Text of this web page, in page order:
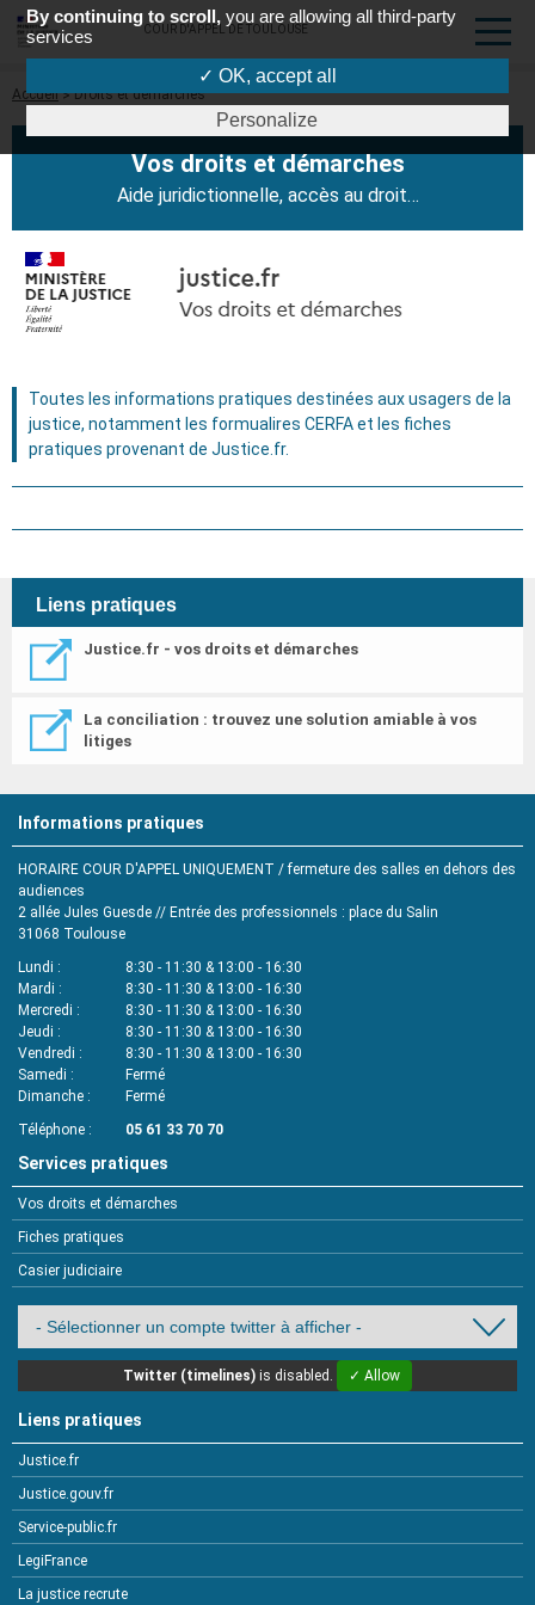
COUR D'APPEL DE TOULOUSE
Fil
Accueil Droits et démarches
Vos droits et démarches
Aide juridictionnelle, accès au droit…
Toutes les informations pratiques destinées aux usagers de la
justice, notamment les formualires CERFA et les fiches
pratiques provenant de Justice.fr.
Liens pratiques
Justice.fr - vos droits et démarches
La conciliation : trouvez une solution amiable à vos
litiges
Informations pratiques
HORAIRE COUR D'APPEL UNIQUEMENT / fermeture des salles en dehors des
audiences
2 allée Jules Guesde // Entrée des professionnels : place du Salin
31068 Toulouse
Lundi
8:30 - 11:30 & 13:00 - 16:30
Mardi
8:30 - 11:30 & 13:00 - 16:30
Mercredi
8:30 - 11:30 & 13:00 - 16:30
Jeudi
8:30 - 11:30 & 13:00 - 16:30
Vendredi
8:30 - 11:30 & 13:00 - 16:30
Samedi
Fermé
Dimanche
Fermé
Téléphone
05 61 33 70 70
Services pratiques
Vos droits et démarches
Fiches pratiques
Casier judiciaire
Twitter (timelines) is disabled. ✓ Allow
Liens pratiques
Justice.fr
Justice.gouv.fr
Service-public.fr
LegiFrance
La justice recrute
By continuing to scroll, you are allowing all third-party
services
✓ OK, accept all
Personalize